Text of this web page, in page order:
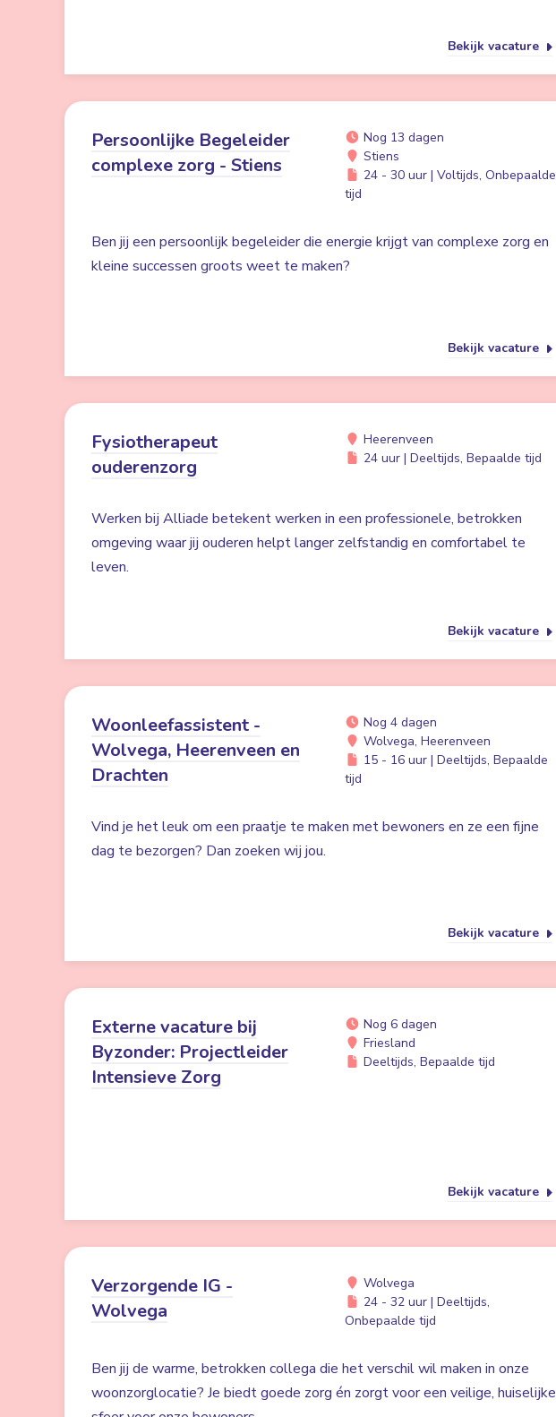
Bekijk vacature
Persoonlijke Begeleider
complexe zorg - Stiens
Nog 13 dagen
Stiens
24 - 30 uur | Voltijds, Onbepaalde
tijd
Ben jij een persoonlijk begeleider die energie krijgt van complexe zorg en
kleine successen groots weet te maken?
Bekijk vacature
Fysiotherapeut
ouderenzorg
Heerenveen
24 uur | Deeltijds, Bepaalde tijd
Werken bij Alliade betekent werken in een professionele, betrokken
omgeving waar jij ouderen helpt langer zelfstandig en comfortabel te
leven.
Bekijk vacature
Woonleefassistent -
Wolvega, Heerenveen en
Drachten
Nog 4 dagen
Wolvega, Heerenveen
15 - 16 uur | Deeltijds, Bepaalde
tijd
Vind je het leuk om een praatje te maken met bewoners en ze een fijne
dag te bezorgen? Dan zoeken wij jou.
Bekijk vacature
Externe vacature bij
Byzonder: Projectleider
Intensieve Zorg
Nog 6 dagen
Friesland
Deeltijds, Bepaalde tijd
Bekijk vacature
Verzorgende IG -
Wolvega
Wolvega
24 - 32 uur | Deeltijds,
Onbepaalde tijd
Ben jij de warme, betrokken collega die het verschil wil maken in onze
woonzorglocatie? Je biedt goede zorg én zorgt voor een veilige, huiselijke